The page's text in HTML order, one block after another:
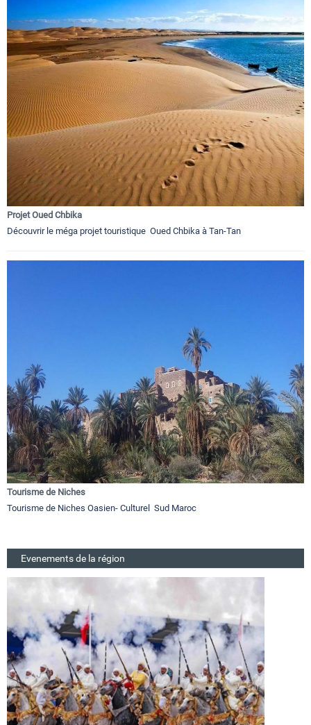
Projet Oued Chbika
Découvrir le méga projet touristique Oued Chbika à Tan-Tan
Tourisme de Niches
Tourisme de Niches Oasien- Culturel Sud Maroc
Evenements de la région